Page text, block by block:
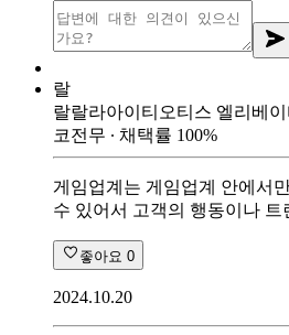
랄
랄랄라아이티 오티스 엘리베이
코전무 ∙ 채택률 100%
게임업계는 게임업계 안에서
수 있어서 고객의 행동이나
좋아요 0
2024.10.20